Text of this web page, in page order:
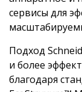
сервисы для
Подход
и более
благодаря